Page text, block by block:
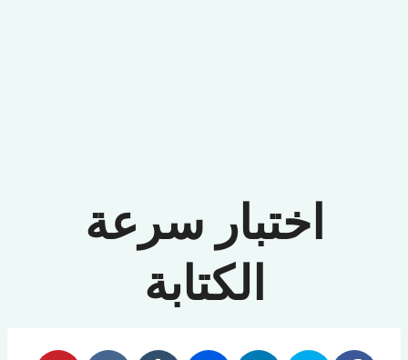
اختبار سرعة
الكتابة